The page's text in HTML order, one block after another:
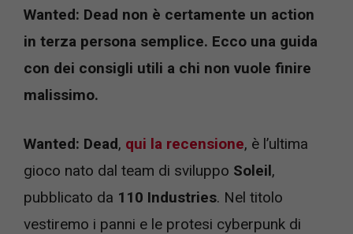
Wanted: Dead non è certamente un action
in terza persona semplice. Ecco una guida
con dei consigli utili a chi non vuole finire
malissimo.
Wanted: Dead, qui la recensione, è l’ultima
gioco nato dal team di sviluppo Soleil,
pubblicato da 110 Industries. Nel titolo
vestiremo i panni e le protesi cyberpunk di